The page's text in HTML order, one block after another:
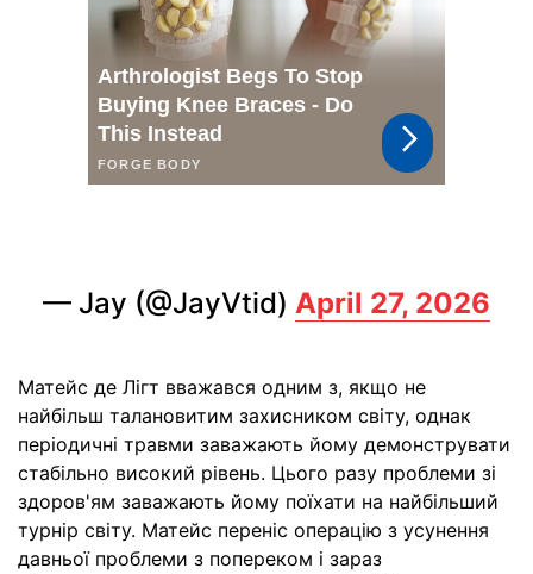
— Jay (@JayVtid) April 27, 2026
Матейс де Лігт вважався одним з, якщо не
найбільш талановитим захисником світу, однак
періодичні травми заважають йому демонструвати
стабільно високий рівень. Цього разу проблеми зі
здоров'ям заважають йому поїхати на найбільший
турнір світу. Матейс переніс операцію з усунення
давньої проблеми з попереком і зараз